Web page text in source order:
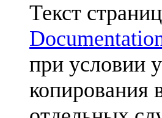
Текст
при условии
копирования